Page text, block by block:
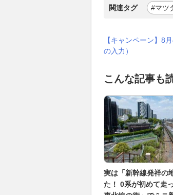
関連タグ #マツ
【キャンペーン】8
の入力）
こんな記事も
実は「新幹線発祥の
た！ 0系が初めて走